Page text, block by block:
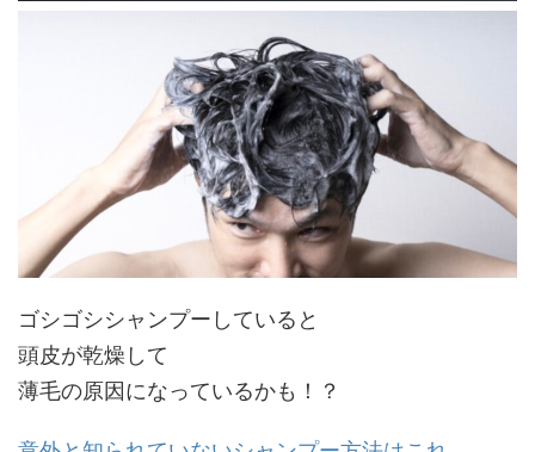
ゴシゴシシャンプーしていると
頭皮が乾燥して
薄毛の原因になっているかも！？